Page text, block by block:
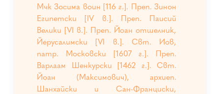
Мчк Зосима воин [116 г.]. Преп. Зинон
Египетски [IV в.]. Преп. Паисий
Велики [VI в.]. Преп. Йоан отшелник,
Йерусалимски [VI в.]. Свт. Иов,
патр. Московски [1607 г.]. Преп.
Варлаам Шенкурски [1462 г.]. Свт.
Йоан (Максимович), архиеп.
Шанхайски и Сан-Франциски,